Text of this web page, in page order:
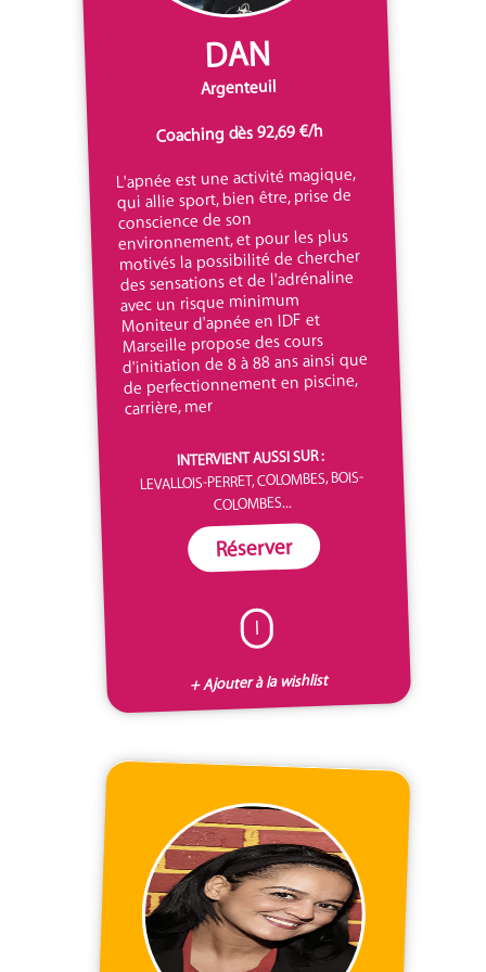
DAN
Argenteuil
Coaching dès 92,69 €/h
L'apnée est une activité magique,
qui allie sport, bien être, prise de
conscience de son
environnement, et pour les plus
motivés la possibilité de chercher
des sensations et de l'adrénaline
avec un risque minimum
Moniteur d'apnée en IDF et
Marseille propose des cours
d'initiation de 8 à 88 ans ainsi que
de perfectionnement en piscine,
carrière, mer
INTERVIENT AUSSI SUR :
LEVALLOIS-PERRET, COLOMBES, BOIS-
COLOMBES...
Réserver
I
+ Ajouter à la wishlist